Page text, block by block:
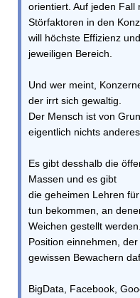
orientiert. Auf jeden Fall
Störfaktoren in den
will höchste Effizienz
jeweiligen Bereich.
Und wer meint,
der irrt sich gewaltig.
Der Mensch ist von
eigentlich nichts anderes.
Es gibt desshalb die
Massen und es gibt
die geheimen Lehren
tun bekommen, an
Weichen gestellt
Position einnehmen, der
gewissen Bewachern
BigData, Facebook,